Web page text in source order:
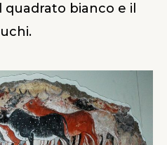
bianco e il